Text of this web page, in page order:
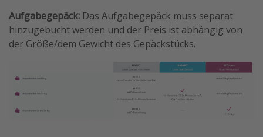
Aufgabegepäck: Das Aufgabegepäck muss separat
hinzugebucht werden und der Preis ist abhängig von
der Größe/dem Gewicht des Gepäckstücks.